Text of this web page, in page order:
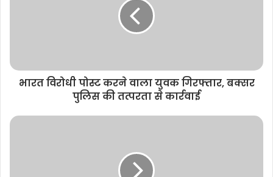
भारत विरोधी पोस्ट करने वाला युवक गिरफ्तार, बक्सर
पुलिस की तत्परता से कार्रवाई